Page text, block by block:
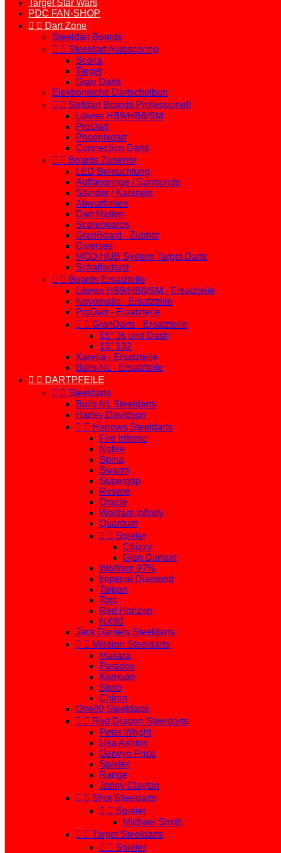
Target Star Wars
PDC FAN-SHOP
  Dart Zone
Steeldart Boards
  Steeldart Autoscoring
Scolia
Target
Gran Darts
Elektronische Dartscheiben
  Softdart Boards Professionell
Löwen HB9/HB8/SM
ProDart
Phoenixdart
Connection Darts
  Boards Zubehör
LED Beleuchtung
Auffangringe / Surrounds
Ständer / Kabinets
Abwurflinien
Dart Matten
Scoreboards
GranBoard - Zubhör
Diverses
MOD HUB System Target Darts
Schallschutz
  Boards Ersatzteile
Löwen HB9/HB8/SM - Ersatzteile
Novomatic - Ersatzteile
ProDart - Ersatzteile
  GranDarts - Ersatzteile
15" 3s und Dash
13" 132
Karella - Ersatzteile
Bulls NL - Ersatzteile
  DARTPFEILE
  Steeldarts
Bulls NL Steeldarts
Harley Davidson
  Harrows Steeldarts
Fire Inferno
Noble
Spina
Swarm
Supergrip
Revere
Oracle
Wolfram Infinity
Quantum
  Spieler
Chizzy
Glen Durrant
Wolfram 97%
Imperial Diamond
Taipan
Toro
Red Horizon
NX90
Jack Daniels Steeldarts
  Mission Steeldarts
Makara
Paradox
Komodo
Spiro
Chiron
One80 Steeldarts
  Red Dragon Steeldarts
Peter Wright
Lisa Ashton
Gerwyn Price
Spieler
Range
Jonny Clayton
  Shot Steeldarts
  Spieler
Michael Smith
  Target Steeldarts
  Spieler